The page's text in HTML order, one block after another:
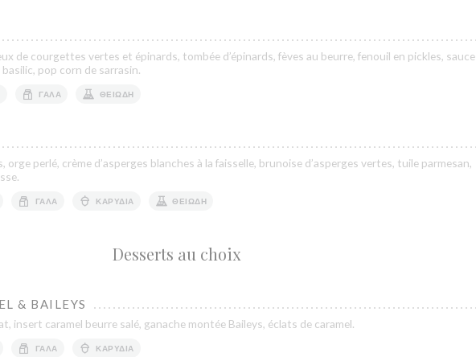
de courgettes vertes et épinards, tombée d’épinards, fèves au beurre, fenouil en pickles, sauce
pop corn de sarrasin.
ΓΆΛΑ ΘΕΙΏΔΗ
orge perlé, crème d’asperges blanches à la faisselle, brunoise d’asperges vertes, tuile parmesan,
ΓΆΛΑ ΚΑΡΎΔΙΑ ΘΕΙΏΔΗ
Desserts au choix
& BAILEYS
insert caramel beurre salé, ganache montée Baileys, éclats de caramel.
ΓΆΛΑ ΚΑΡΎΔΙΑ